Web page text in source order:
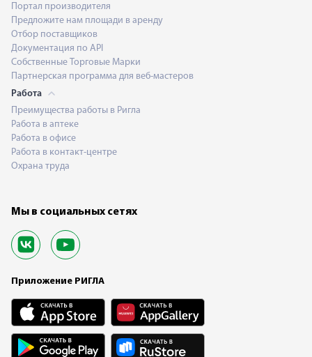
Портал производителя
Предложите нам площади в аренду
Отбор поставщиков
Документация по API
Собственные Торговые Марки
Партнерская программа для веб-мастеров
Работа
Преимущества работы в Ригла
Работа в аптеке
Работа в офисе
Работа в контакт-центре
Охрана труда
Мы в социальных сетях
Приложение РИГЛА